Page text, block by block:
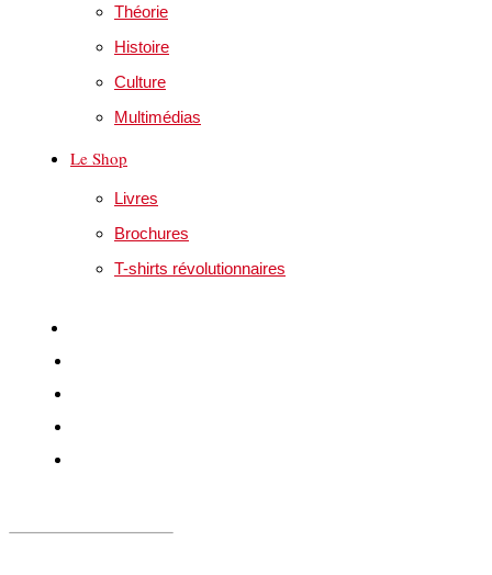
Théorie
Histoire
Culture
Multimédias
Le Shop
Livres
Brochures
T-shirts révolutionnaires